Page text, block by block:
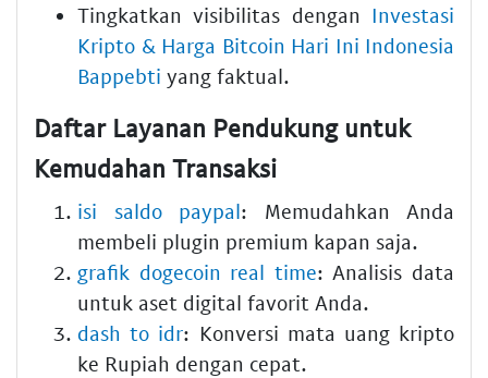
Tingkatkan visibilitas dengan Investasi
Kripto & Harga Bitcoin Hari Ini Indonesia
Bappebti yang faktual.
Daftar Layanan Pendukung untuk
Kemudahan Transaksi
isi saldo paypal: Memudahkan Anda
membeli plugin premium kapan saja.
grafik dogecoin real time: Analisis data
untuk aset digital favorit Anda.
dash to idr: Konversi mata uang kripto
ke Rupiah dengan cepat.